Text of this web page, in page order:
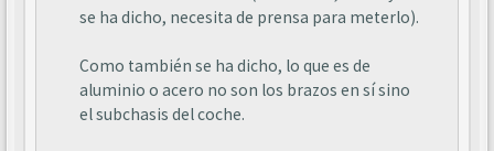
se ha dicho, necesita de prensa para meterlo).
Como también se ha dicho, lo que es de
aluminio o acero no son los brazos en sí sino
el subchasis del coche.